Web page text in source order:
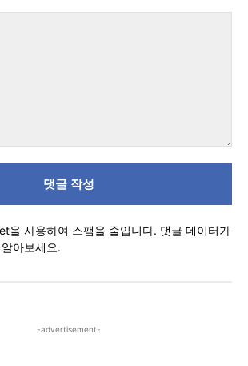
이
을 사용하여 스팸을 줄입니다. 댓글 데이터가
아보세요.
-advertisement-